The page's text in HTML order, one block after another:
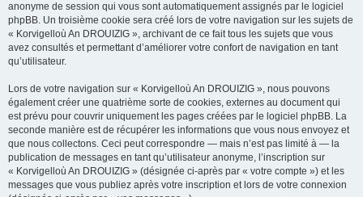
anonyme de session qui vous sont automatiquement assignés par le logiciel
phpBB. Un troisième cookie sera créé lors de votre navigation sur les sujets de
« Korvigelloù An DROUIZIG », archivant de ce fait tous les sujets que vous
avez consultés et permettant d’améliorer votre confort de navigation en tant
qu’utilisateur.
Lors de votre navigation sur « Korvigelloù An DROUIZIG », nous pouvons
également créer une quatrième sorte de cookies, externes au document qui
est prévu pour couvrir uniquement les pages créées par le logiciel phpBB. La
seconde manière est de récupérer les informations que vous nous envoyez et
que nous collectons. Ceci peut correspondre — mais n’est pas limité à — la
publication de messages en tant qu’utilisateur anonyme, l’inscription sur
« Korvigelloù An DROUIZIG » (désignée ci-après par « votre compte ») et les
messages que vous publiez après votre inscription et lors de votre connexion